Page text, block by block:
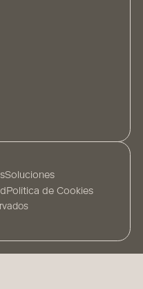
Soluciones
Política de Cookies